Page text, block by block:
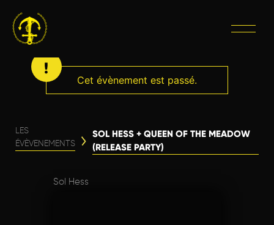
Cet évènement est passé.
LES
ÉVÈVENEMENTS
SOL HESS + QUEEN OF THE MEADOW
(RELEASE PARTY)
Sol Hess